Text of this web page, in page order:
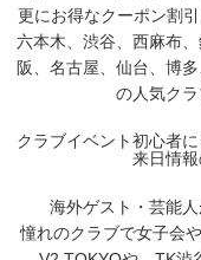
更にお得なクーポン割
六本木、渋谷、西麻布
阪、名古屋、仙台、博
の人気ク
クラブイベント初心者
来日情
海外ゲスト・芸能
憧れのクラブで女子会